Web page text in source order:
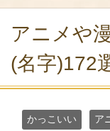
アニメや
(名字)172
かっこいい ア